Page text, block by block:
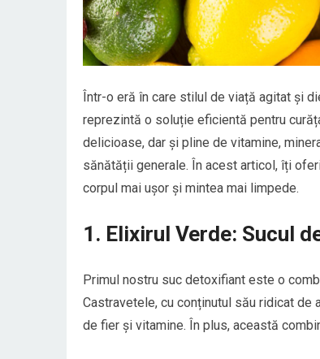
Într-o eră în care stilul de viață agitat și
reprezintă o soluție eficientă pentru
delicioase, dar și pline de vitamine,
sănătății generale. În acest articol, îți
corpul mai ușor și mintea mai limpede.
1. Elixirul Verde: Sucul
Primul nostru suc detoxifiant este o
Castravetele, cu conținutul său ridicat de
de fier și vitamine. În plus, această